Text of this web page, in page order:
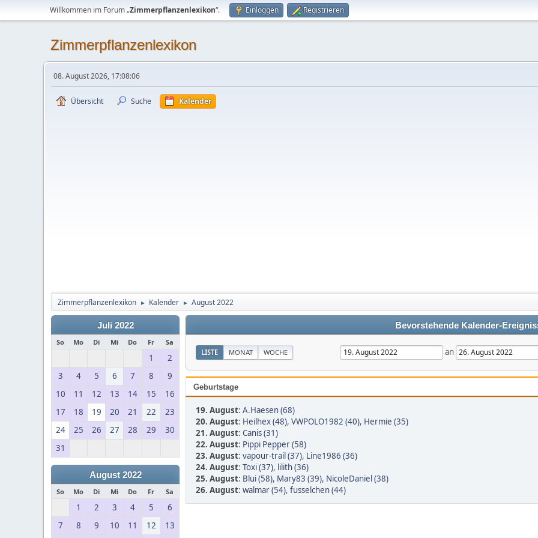
Willkommen im Forum „Zimmerpflanzenlexikon“. Einloggen Registrieren
Zimmerpflanzenlexikon
08. August 2026, 17:08:06
Übersicht Suche Kalender
Zimmerpflanzenlexikon ► Kalender ► August 2022
Juli 2022
So Mo Di Mi Do Fr Sa
1
2
3
4 5 6 7 8
9
10
11 12 13 14 15
16
17
18 19 20 21 22
23
24
25 26 27 28 29
30
31
August 2022
So Mo Di Mi Do Fr Sa
1 2 3 4 5
6
7
8 9 10 11 12 13
Bevorstehende Kalender-
LISTE MONAT WOCHE an
Geburtstage
19. August: A.Haesen (68)
20. August: Heilhex (48), VWPOLO1982 (40), Hermie (35)
21. August: Canis (31)
22. August: Pippi Pepper (58)
23. August: vapour-trail (37), Line1986 (36)
24. August: Toxi (37), lilith (36)
25. August: Blui (58), Mary83 (39), NicoleDaniel (38)
26. August: walmar (54), fusselchen (44)